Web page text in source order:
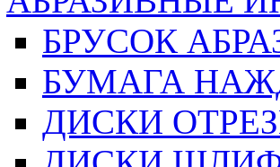
БРУСОК
БУМАГА
ДИСКИ